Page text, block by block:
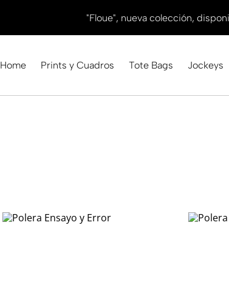
"Floue", nueva colección,
Home Prints y Cuadros Tote Bags Jockeys